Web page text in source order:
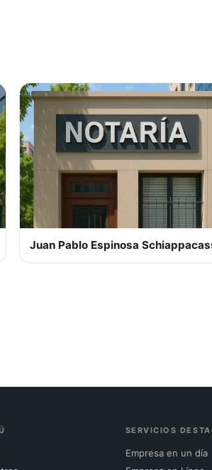
Juan Pablo Espinosa
SERVICIOS
Empresa en un día